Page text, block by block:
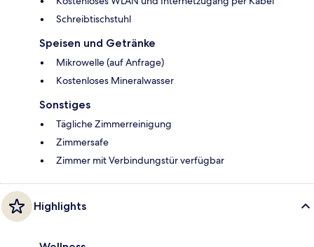
Schreibtischstuhl
Speisen und Getränke
Mikrowelle (auf Anfrage)
Kostenloses Mineralwasser
Sonstiges
Tägliche Zimmerreinigung
Zimmersafe
Zimmer mit Verbindungstür verfügbar
Highlights